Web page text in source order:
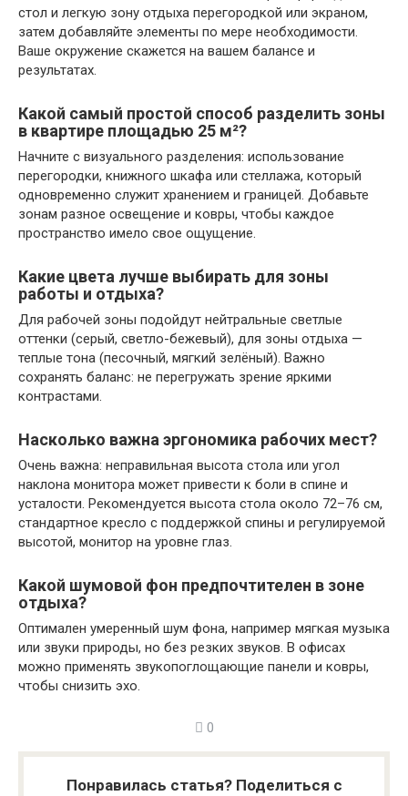
стол и легкую зону отдыха перегородкой или экраном,
затем добавляйте элементы по мере необходимости.
Ваше окружение скажется на вашем балансе и
результатах.
Какой самый простой способ разделить зоны
в квартире площадью 25 м²?
Начните с визуального разделения: использование
перегородки, книжного шкафа или стеллажа, который
одновременно служит хранением и границей. Добавьте
зонам разное освещение и ковры, чтобы каждое
пространство имело свое ощущение.
Какие цвета лучше выбирать для зоны
работы и отдыха?
Для рабочей зоны подойдут нейтральные светлые
оттенки (серый, светло-бежевый), для зоны отдыха —
теплые тона (песочный, мягкий зелёный). Важно
сохранять баланс: не перегружать зрение яркими
контрастами.
Насколько важна эргономика рабочих мест?
Очень важна: неправильная высота стола или угол
наклона монитора может привести к боли в спине и
усталости. Рекомендуется высота стола около 72–76 см,
стандартное кресло с поддержкой спины и регулируемой
высотой, монитор на уровне глаз.
Какой шумовой фон предпочтителен в зоне
отдыха?
Оптимален умеренный шум фона, например мягкая музыка
или звуки природы, но без резких звуков. В офисах
можно применять звукопоглощающие панели и ковры,
чтобы снизить эхо.
0
Понравилась статья? Поделиться с